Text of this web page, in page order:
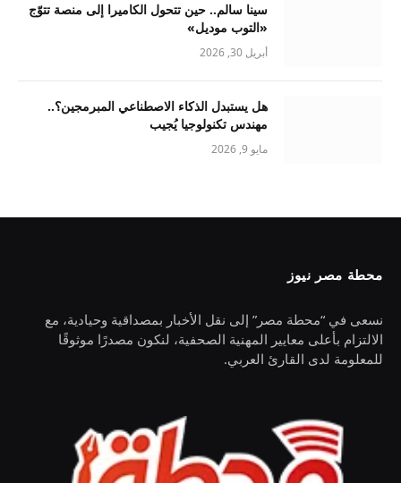
سينا سالم.. حين تتحول الكاميرا إلى منصة تتوّج
«التوب موديل»
أبريل 30, 2026
هل يستبدل الذكاء الاصطناعي المبرمجين؟..
مهندس تكنولوجيا يُجيب
مايو 9, 2026
محطة مصر نيوز
نسعى في “محطة مصر” إلى نقل الأخبار بمصداقية وحيادية، مع
الالتزام بأعلى معايير المهنية الصحفية، لنكون مصدرًا موثوقًا
للمعلومة لدى القارئ العربي.